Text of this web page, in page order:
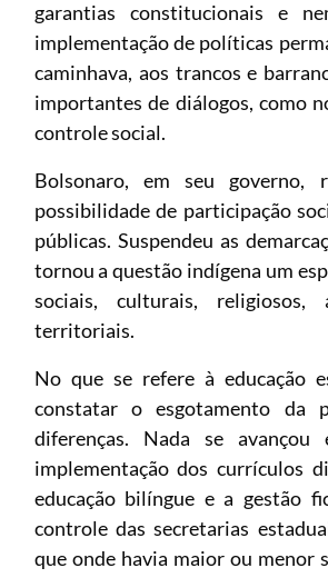
garantias constitucionais e
implementação de políticas
caminhava, aos trancos e
importantes de diálogos, como
controle social.
Bolsonaro, em seu governo,
possibilidade de participação
públicas. Suspendeu as
tornou a questão indígena um
sociais, culturais, religiosos,
territoriais.
No que se refere à educação
constatar o esgotamento da
diferenças. Nada se
implementação dos currículos
educação bilíngue e a gestão
controle das secretarias
que onde havia maior ou menor